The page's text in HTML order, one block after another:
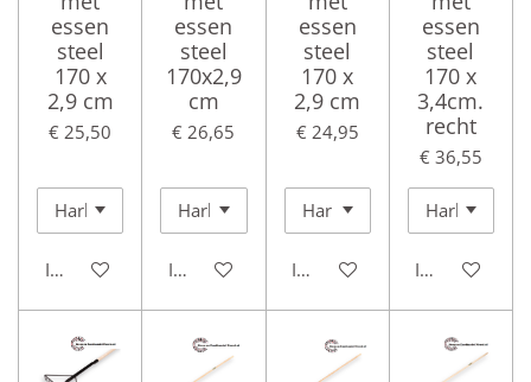
essen
steel
170 x
2,9 cm
€ 25,50
In winkelwagen
essen
steel
170x2,9
cm
€ 26,65
In winkelwagen
essen
steel
170 x
2,9 cm
€ 24,95
In winkelwagen
essen
steel
170 x
3,4cm.
recht
€ 36,55
In